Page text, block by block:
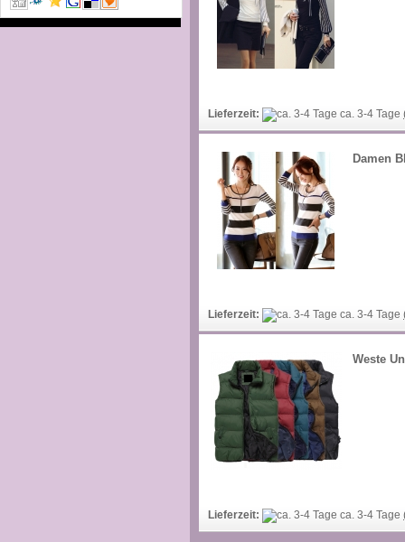
Lieferzeit: ca. 3-4 Tage
Damen
Lieferzeit: ca. 3-4 Tage
Weste
Lieferzeit: ca. 3-4 Tage